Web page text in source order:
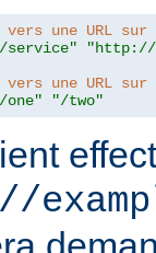
vers une URL
service"
"http://
une URL sur
one" "/two"